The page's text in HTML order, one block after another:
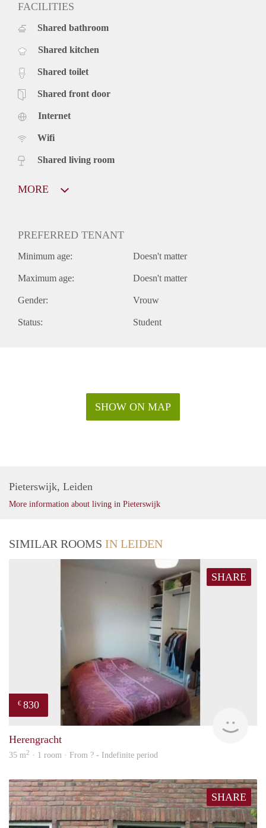
FACILITIES
Shared bathroom
Shared kitchen
Shared toilet
Shared front door
Internet
Wifi
Shared living room
MORE
PREFERRED TENANT
Minimum age: Doesn't matter
Maximum age: Doesn't matter
Gender: Vrouw
Status: Student
SHOW ON MAP
Pieterswijk, Leiden
More information about living in Pieterswijk
SIMILAR ROOMS IN LEIDEN
SHARE
€ 830
Herengracht
35 m2 · 1 room · From ? - Indefinite period
SHARE